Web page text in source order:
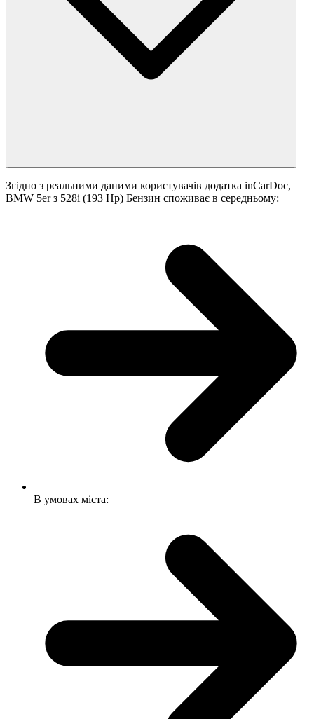
Згідно з реальними даними користувачів додатка inCarDoc,
BMW 5er з 528i (193 Hp) Бензин споживає в середньому:
В умовах міста: